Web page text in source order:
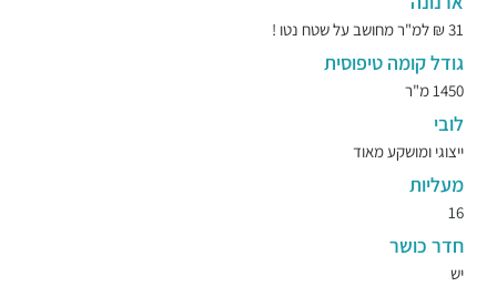
31 ₪ למ"ר מחושב על שטח נטו !
גודל קומה טיפוסית
1450 מ"ר
לובי
ייצוגי ומושקע מאוד
מעליות
16
חדר כושר
יש